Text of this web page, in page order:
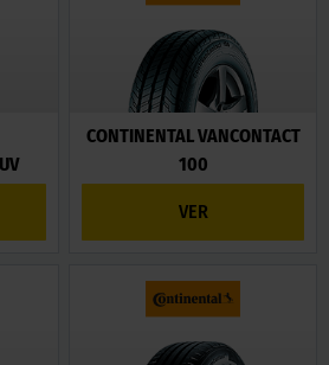
CONTINENTAL VANCONTACT
100
VER